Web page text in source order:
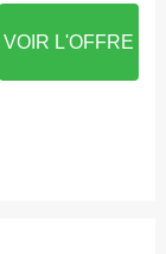
VOIR L'OFFRE